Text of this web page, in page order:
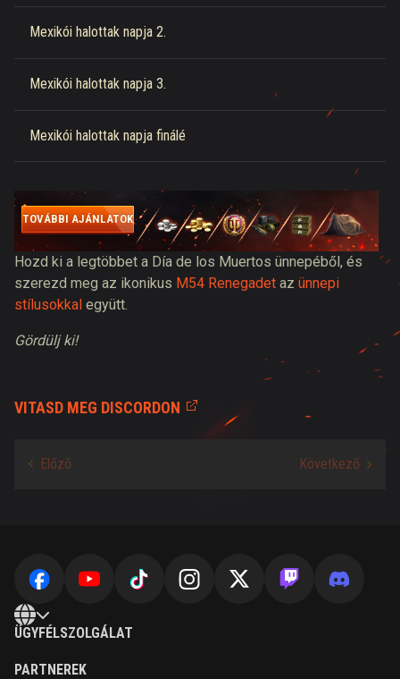
Mexikói halottak napja 2.
Mexikói halottak napja 3.
Mexikói halottak napja finálé
TOVÁBBI AJÁNLATOK
Hozd ki a legtöbbet a Día de los Muertos ünnepéből, és
szerezd meg az ikonikus M54 Renegadet az ünnepi
stílusokkal együtt.
Gördülj ki!
VITASD MEG DISCORDON
ÜGYFÉLSZOLGÁLAT
PARTNEREK